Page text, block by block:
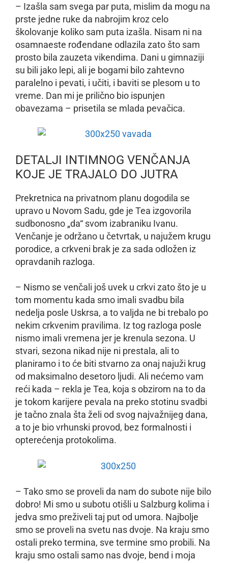
– Izašla sam svega par puta, mislim da mogu na
prste jedne ruke da nabrojim kroz celo
školovanje koliko sam puta izašla. Nisam ni na
osamnaeste rođendane odlazila zato što sam
prosto bila zauzeta vikendima. Dani u gimnaziji
su bili jako lepi, ali je bogami bilo zahtevno
paralelno i pevati, i učiti, i baviti se plesom u to
vreme. Dan mi je prilično bio ispunjen
obavezama – prisetila se mlada pevačica.
DETALJI INTIMNOG VENČANJA
KOJE JE TRAJALO DO JUTRA
Prekretnica na privatnom planu dogodila se
upravo u Novom Sadu, gde je Tea izgovorila
sudbonosno „da“ svom izabraniku Ivanu.
Venčanje je održano u četvrtak, u najužem krugu
porodice, a crkveni brak je za sada odložen iz
opravdanih razloga.
– Nismo se venčali još uvek u crkvi zato što je u
tom momentu kada smo imali svadbu bila
nedelja posle Uskrsa, a to valjda ne bi trebalo po
nekim crkvenim pravilima. Iz tog razloga posle
nismo imali vremena jer je krenula sezona. U
stvari, sezona nikad nije ni prestala, ali to
planiramo i to će biti stvarno za onaj najuži krug
od maksimalno desetoro ljudi. Ali nećemo vam
reći kada – rekla je Tea, koja s obzirom na to da
je tokom karijere pevala na preko stotinu svadbi
je tačno znala šta želi od svog najvažnijeg dana,
a to je bio vrhunski provod, bez formalnosti i
opterećenja protokolima.
– Tako smo se proveli da nam do subote nije bilo
dobro! Mi smo u subotu otišli u Salzburg kolima i
jedva smo preživeli taj put od umora. Najbolje
smo se proveli na svetu nas dvoje. Na kraju smo
ostali preko termina, sve termine smo probili. Na
kraju smo ostali samo nas dvoje, bend i moja